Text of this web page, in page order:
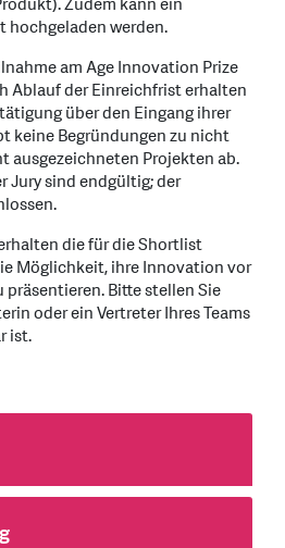
hochgeladen werden.
am Age Innovation Prize
Ablauf der Einreichfrist erhalten
über den Eingang ihrer
keine Begründungen zu nicht
ausgezeichneten Projekten ab.
Jury sind endgültig; der
die für die Shortlist
Möglichkeit, ihre Innovation vor
präsentieren. Bitte stellen Sie
oder ein Vertreter Ihres Teams
ist.